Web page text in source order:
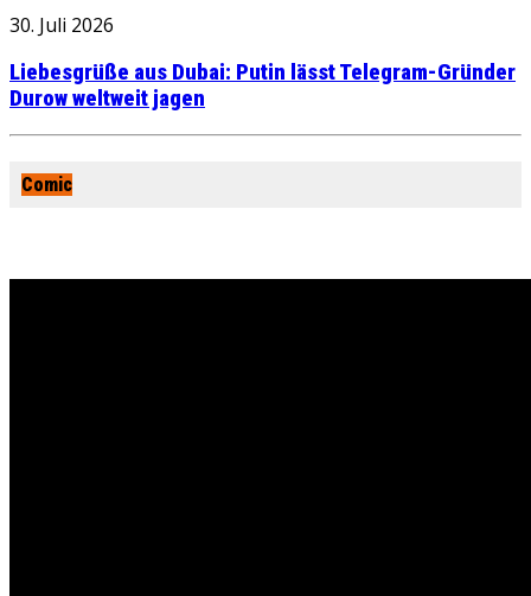
30. Juli 2026
Liebesgrüße aus Dubai: Putin lässt Telegram-Gründer
Durow weltweit jagen
Comic